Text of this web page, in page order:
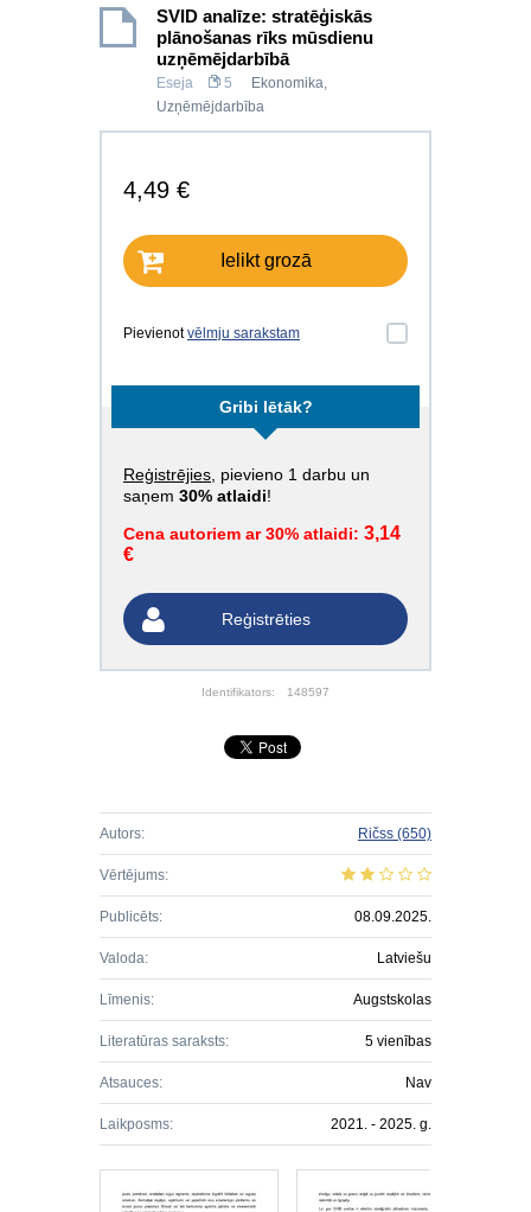
SVID analīze: stratēģiskās
plānošanas rīks mūsdienu
uzņēmējdarbībā
Eseja 5 Ekonomika,
Uzņēmējdarbība
4,49 €
Ielikt grozā
Pievienotvēlmju sarakstam
Gribi lētāk?
Reģistrējies , pievieno 1 darbu un
saņem 30% atlaidi!
Cena autoriem ar 30% atlaidi: 3,14
€
Reģistrēties
Identifikators: 148597
Autors: Ričss (650)
Vērtējums:
Publicēts: 08.09.2025.
Valoda: Latviešu
Līmenis: Augstskolas
Literatūras saraksts: 5 vienības
Atsauces: Nav
Laikposms: 2021. - 2025. g.